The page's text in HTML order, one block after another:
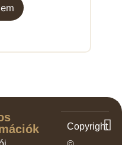
Copyright